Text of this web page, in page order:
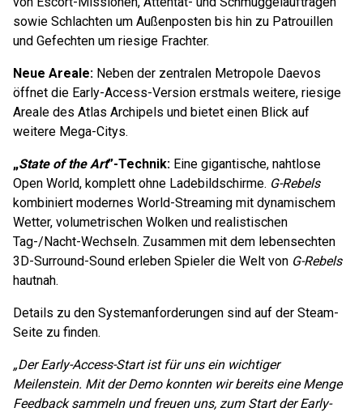
sowie Schlachten um Außenposten bis hin zu Patrouillen
und Gefechten um riesige Frachter.
Neue Areale: Neben der zentralen Metropole Daevos
öffnet die Early-Access-Version erstmals weitere, riesige
Areale des Atlas Archipels und bietet einen Blick auf
weitere Mega-Citys.
„State of the Art”-Technik: Eine gigantische, nahtlose
Open World, komplett ohne Ladebildschirme. G-Rebels
kombiniert modernes World-Streaming mit dynamischem
Wetter, volumetrischen Wolken und realistischen
Tag-/Nacht-Wechseln. Zusammen mit dem lebensechten
3D-Surround-Sound erleben Spieler die Welt von G-Rebels
hautnah.
Details zu den Systemanforderungen sind auf der Steam-
Seite zu finden. ​
„Der Early-Access-Start ist für uns ein wichtiger
Meilenstein. Mit der Demo konnten wir bereits eine Menge
Feedback sammeln und freuen uns, zum Start der Early-